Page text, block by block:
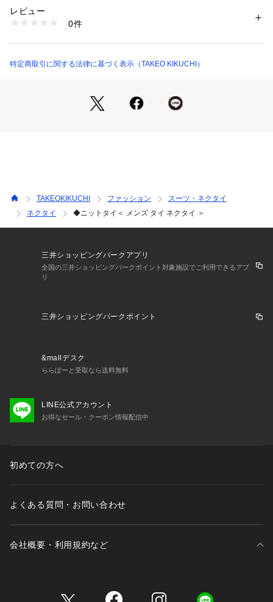
205-01964 （ショップ）
レビュー
0件
特定商取引に関する法律に基づく表示（TAKEO KIKUCHI）
TAKEOKIKUCHI ファッション
スーツ・ネクタイ
ネクタイ
◆ニットタイ＜ メンズ タイ ネクタイ ＞
三井ショッピングパークアプリ
全国の三井ショッピングパークポイント対象施設でご利用できるアプ
リ
三井ショッピングパークポイント
&mallデスク
ららぽーと受取なら送料無料
LINE公式アカウント
お得なセール・クーポン情報配信中
初めての方へ
よくある質問・お問い合わせ
会社概要・利用規約など